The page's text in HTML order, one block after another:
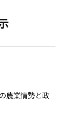
農業情勢と政